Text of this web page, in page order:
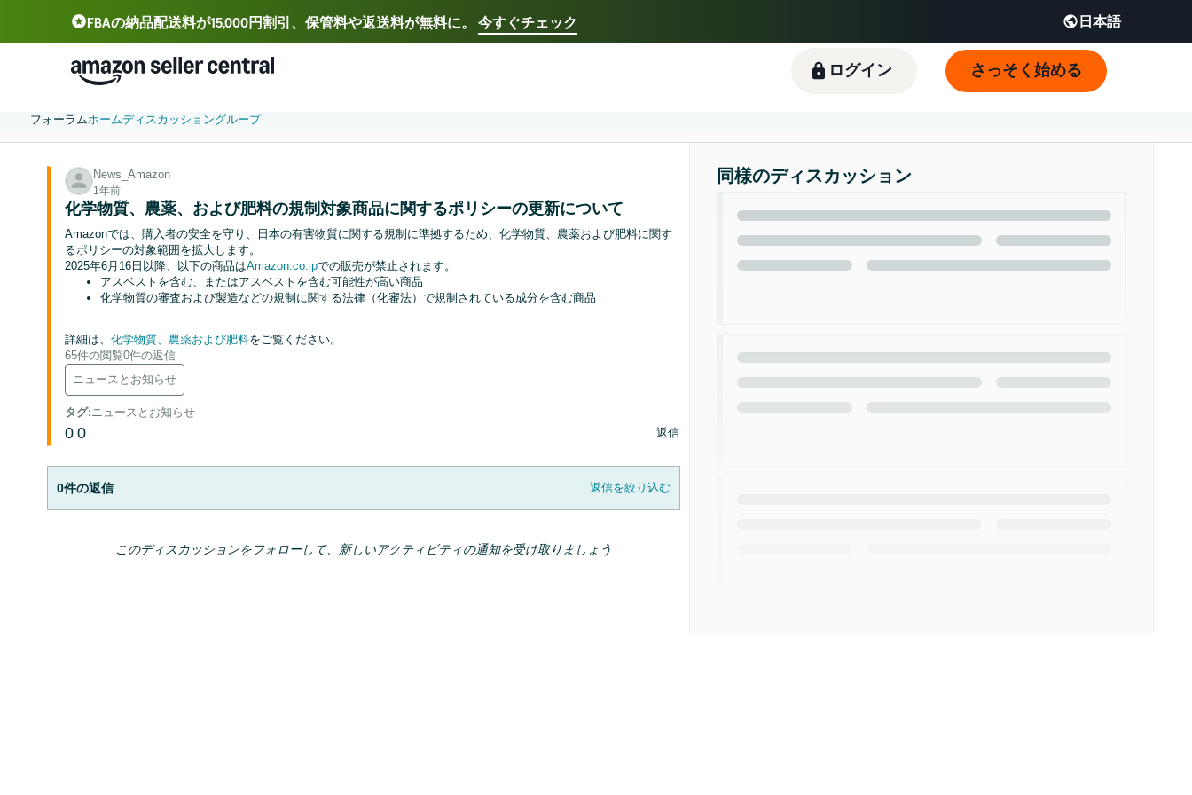
FBAの納品配送料が15,000円割引、保管料や返送料が無料に。 今すぐチェック 日本語
Select your preferred language
中文 - CN Deutsch - DE 日本語 - JP English - JP
ログイン さっそく始める
フォーラムホームディスカッショングループ
News_Amazon
1年前
化学物質、農薬、および肥料の規制対象商品に関するポリシーの更新について
Amazonでは、購入者の安全を守り、日本の有害物質に関する規制に準拠するため、化学物質、農薬および肥料に関す
るポリシーの対象範囲を拡大します。
2025年6月16日以降、以下の商品はAmazon.co.jpでの販売が禁止されます。
アスベストを含む、またはアスベストを含む可能性が高い商品
化学物質の審査および製造などの規制に関する法律（化審法）で規制されている成分を含む商品
詳細は、化学物質、農薬および肥料をご覧ください。
65件の閲覧0件の返信
ニュースとお知らせ
タグ:ニュースとお知らせ
0 0 返信
0件の返信 返信を絞り込む
このディスカッションをフォローして、新しいアクティビティの通知を受け取りましょう
同様のディスカッション